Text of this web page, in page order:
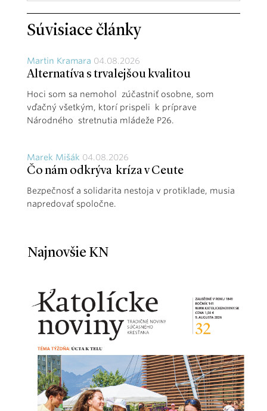
Súvisiace články
Martin Kramara 04.08.2026
Alternatíva s trvalejšou kvalitou
Hoci som sa nemohol zúčastniť osobne, som
vďačný všetkým, ktorí prispeli k príprave
Národného stretnutia mládeže P26.
Marek Mišák 04.08.2026
Čo nám odkrýva kríza v Ceute
Bezpečnosť a solidarita nestoja v protiklade, musia
napredovať spoločne.
Najnovšie KN